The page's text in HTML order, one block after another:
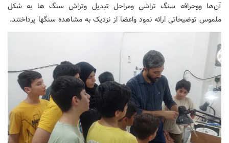
آن‌ها ووحرافه سنگ تراشی ومراحل تبدیل وتراش سنگ ها به شکل
ملموس توضیحاتی ارائه نمود واعضا از نزدیک به مشاهده سنگها پرداختند.